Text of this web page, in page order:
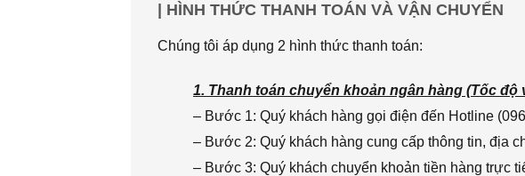
| HÌNH THỨC THANH TOÁN VÀ VẬN CHUYỂN
Chúng tôi áp dụng 2 hình thức thanh toán:
1. Thanh toán chuyển khoản ngân hàng (Tốc độ
– Bước 1: Quý khách hàng gọi điện đến Hotline
– Bước 2: Quý khách hàng cung cấp thông tin, địa
– Bước 3: Quý khách chuyển khoản tiền hàng trực